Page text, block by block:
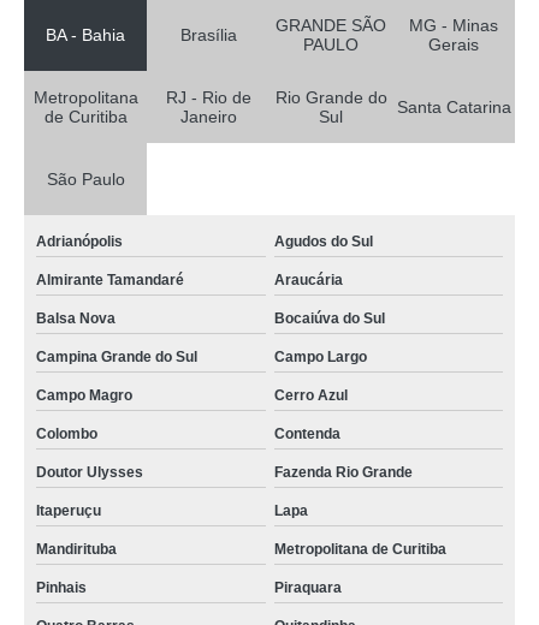
compra de detector de gases para espaço confinado Cajamar
distribuidora de detector de gás glp Resende
detector de vazamento de gás Juiz de Fora
detector de monóxido de carbono Betim
compra de detector gás Osasco
compra de detector de vazamento de gás refrigerante Rio Grande da Serra
detector de gás valores Varjão do Torto
detector de gases para espaço confinado venda Petrópolis
detector de monóxido de carbono valores Itaperuçu
detector de gás de cozinha Bocaiúva do Sul
BA - Bahia Brasília
GRANDE SÃO
PAULO
MG - Minas
Gerais
Metropolitana
de Curitiba
RJ - Rio de
Janeiro
Rio Grande do
Sul
Santa Catarina
São Paulo
Adrianópolis Agudos do Sul
Almirante Tamandaré Araucária
Balsa Nova Bocaiúva do Sul
Campina Grande do Sul Campo Largo
Campo Magro Cerro Azul
Colombo Contenda
Doutor Ulysses Fazenda Rio Grande
Itaperuçu Lapa
Mandirituba Metropolitana de Curitiba
Pinhais Piraquara